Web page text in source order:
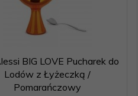
BIG LOVE Pucharek do
Lodów z Łyżeczką /
Pomarańczowy